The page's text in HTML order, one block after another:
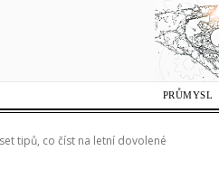
PRŮMYSL
tipů, co číst na letní dovolené